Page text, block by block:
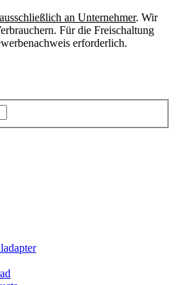
ausschließlich an Unternehmer. Wir
Für die Freischaltung
erforderlich.